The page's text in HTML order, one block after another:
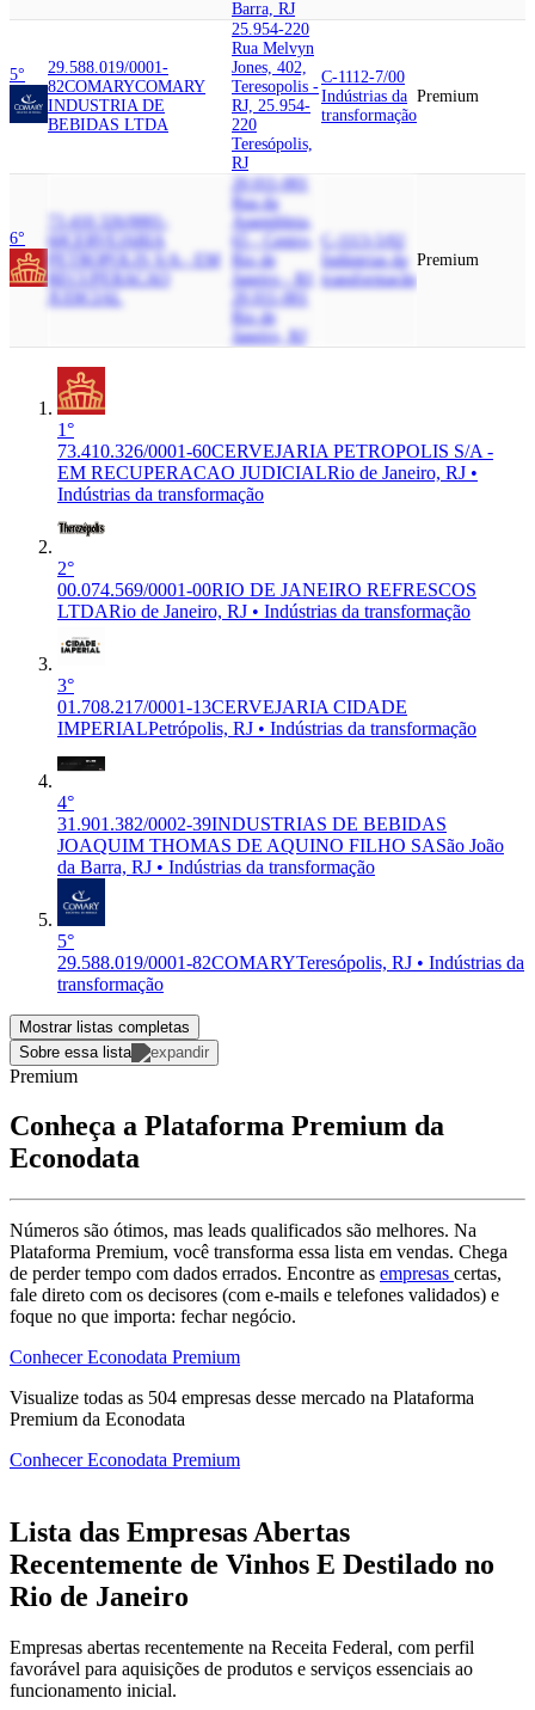
Barra, RJ
5°
29.588.019/0001-
82COMARYCOMARY
INDUSTRIA DE
BEBIDAS LTDA
25.954-220
Rua Melvyn
Jones, 402,
Teresopolis -
RJ, 25.954-
220
Teresópolis,
RJ
C-1112-7/00
Indústrias da
transformação
Premium
6°
73.410.326/0001-
60CERVEJARIA
PETROPOLIS S/A - EM
RECUPERACAO
JUDICIAL
20.011-001
Rua da
Assembleia,
65 - Centro,
Rio de
Janeiro - RJ,
20.011-001
Rio de
Janeiro, RJ
C-1113-5/02
Indústrias da
transformação
Premium
1°
73.410.326/0001-60CERVEJARIA PETROPOLIS S/A -
EM RECUPERACAO JUDICIALRio de Janeiro, RJ •
Indústrias da transformação
2°
00.074.569/0001-00RIO DE JANEIRO REFRESCOS
LTDARio de Janeiro, RJ • Indústrias da transformação
3°
01.708.217/0001-13CERVEJARIA CIDADE
IMPERIALPetrópolis, RJ • Indústrias da transformação
4°
31.901.382/0002-39INDUSTRIAS DE BEBIDAS
JOAQUIM THOMAS DE AQUINO FILHO SASão João
da Barra, RJ • Indústrias da transformação
5°
29.588.019/0001-82COMARYTeresópolis, RJ • Indústrias da
transformação
Mostrar listas completas
Sobre essa lista
Premium
Conheça a Plataforma Premium da
Econodata
Números são ótimos, mas leads qualificados são melhores. Na
Plataforma Premium, você transforma essa lista em vendas. Chega
de perder tempo com dados errados. Encontre as empresas certas,
fale direto com os decisores (com e-mails e telefones validados) e
foque no que importa: fechar negócio.
Conhecer Econodata Premium
Visualize todas as 504 empresas desse mercado na Plataforma
Premium da Econodata
Conhecer Econodata Premium
Lista das Empresas Abertas
Recentemente de Vinhos E Destilado no
Rio de Janeiro
Empresas abertas recentemente na Receita Federal, com perfil
favorável para aquisições de produtos e serviços essenciais ao
funcionamento inicial.